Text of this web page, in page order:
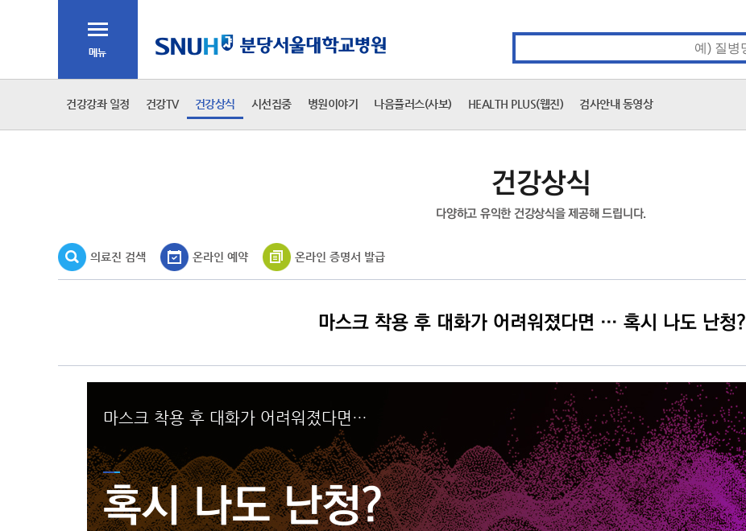
건강강좌 일정 건강TV 건강상식 시선집중 병원이야기 나음플러스(사보) HEALTH PLUS(웹진) 검사안내 동영상
건강상식
다양하고 유익한 건강상식을 제공해 드립니다.
의료진 검색 온라인 예약 온라인 증명서 발급
마스크 착용 후 대화가 어려워졌다면 … 혹시 나도 난청?
마스크 착용 후 대화가 어려워졌다면…
혹시 나도 난청?